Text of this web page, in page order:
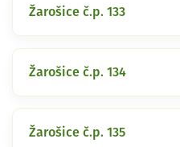
Žarošice č.p. 133
Žarošice č.p. 134
Žarošice č.p. 135